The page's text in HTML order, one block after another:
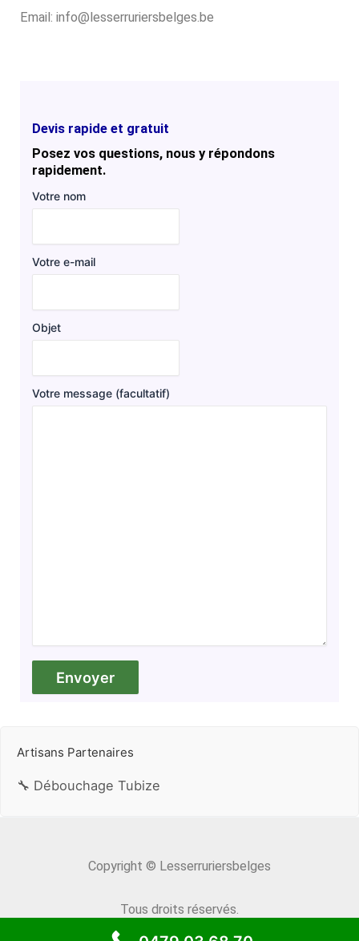
Email: info@lesserruriersbelges.be
Devis rapide et gratuit
Posez vos questions, nous y répondons
rapidement.
Votre nom
Votre e-mail
Objet
Votre message (facultatif)
Artisans Partenaires
🔧 Débouchage Tubize
Copyright © Lesserruriersbelges
Tous droits réservés.